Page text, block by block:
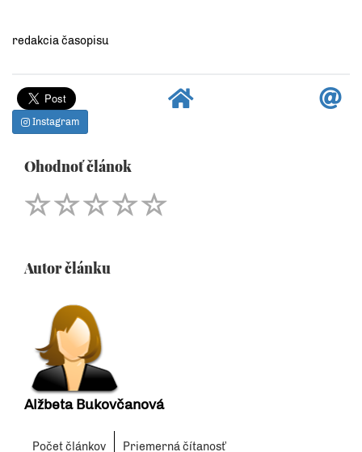
redakcia časopisu
Instagram
Ohodnoť článok
Autor článku
Alžbeta Bukovčanová
Počet článkov
Priemerná čítanosť